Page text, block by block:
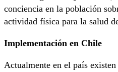
conciencia en la población
actividad física para la salud
Implementación en Chile
Actualmente en el país